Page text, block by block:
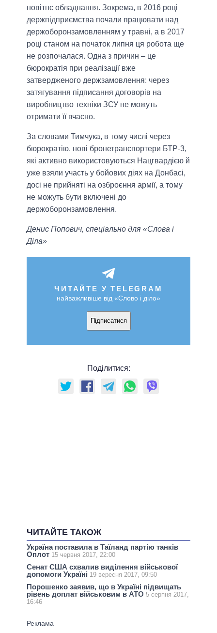
новітнє обладнання. Зокрема, в 2016 році
держпідприємства почали працювати над
держоборонзамовленням у травні, а в 2017
році станом на початок липня ця робота ще
не розпочалася. Одна з причин – це
бюрократія при реалізації вже
затвердженого держзамовлення: через
затягування підписання договорів на
виробництво техніки ЗСУ не можуть
отримати її вчасно.
За словами Тимчука, в тому числі через
бюрократію, нові бронетранспортери БТР-3,
які активно використовуються Нацгвардією й
уже взяли участь у бойових діях на Донбасі,
досі не прийняті на озброєння армії, а тому
не можуть бути включені до
держоборонзамовлення.
Денис Попович, спеціально для «Слова і
Діла»
ЧИТАЙТЕ У TELEGRAM
найважливіше від «Слово і діло»
Підписатися
Поділитися:
ЧИТАЙТЕ ТАКОЖ
Україна поставила в Таїланд партію танків
Оплот 15 червня 2017, 22:00
Сенат США схвалив виділення військової
допомоги Україні 19 вересня 2017, 09:50
Порошенко заявив, що в Україні підвищать
рівень доплат військовим в АТО 5 серпня 2017,
16:46